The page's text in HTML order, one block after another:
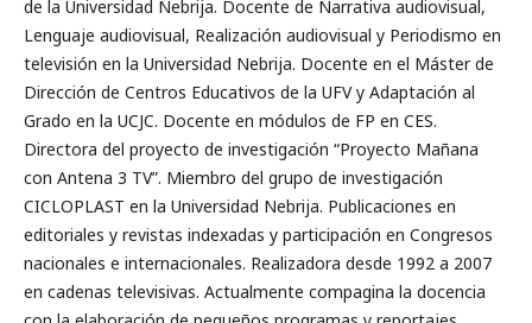
de la Universidad Nebrija. Docente de Narrativa audiovisual,
Lenguaje audiovisual, Realización audiovisual y Periodismo en
televisión en la Universidad Nebrija. Docente en el Máster de
Dirección de Centros Educativos de la UFV y Adaptación al
Grado en la UCJC. Docente en módulos de FP en CES.
Directora del proyecto de investigación “Proyecto Mañana
con Antena 3 TV”. Miembro del grupo de investigación
CICLOPLAST en la Universidad Nebrija. Publicaciones en
editoriales y revistas indexadas y participación en Congresos
nacionales e internacionales. Realizadora desde 1992 a 2007
en cadenas televisivas. Actualmente compagina la docencia